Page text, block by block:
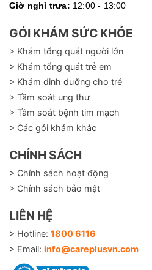
Giờ nghỉ trưa: 12:00 - 13:00
GÓI KHÁM SỨC KHỎE
> Khám tổng quát người lớn
> Khám tổng quát trẻ em
> Khám dinh dưỡng cho trẻ
> Tầm soát ung thư
> Tầm soát bệnh tim mạch
> Các gói khám khác
CHÍNH SÁCH
> Chính sách hoạt động
> Chính sách bảo mật
LIÊN HỆ
> Hotline: 1800 6116
> Email: info@careplusvn.com